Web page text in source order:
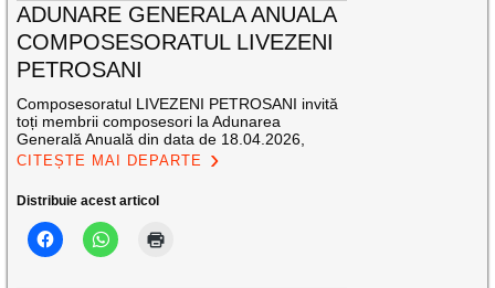
ADUNARE GENERALA ANUALA
COMPOSESORATUL LIVEZENI
PETROSANI
Composesoratul LIVEZENI PETROSANI invită
toți membrii composesori la Adunarea
Generală Anuală din data de 18.04.2026,
CITEȘTE MAI DEPARTE
Distribuie acest articol